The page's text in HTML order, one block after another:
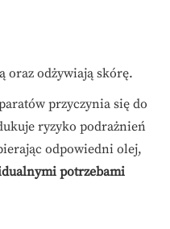
oraz odżywiają skórę.
przyczynia się do
ryzyko podrażnień
odpowiedni olej,
potrzebami